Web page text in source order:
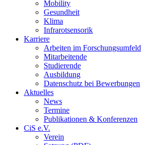
Mobility
Gesundheit
Klima
Infrarotsensorik
Karriere
Arbeiten im Forschungsumfeld
Mitarbeitende
Studierende
Ausbildung
Datenschutz bei Bewerbungen
Aktuelles
News
Termine
Publikationen & Konferenzen
CiS e.V.
Verein